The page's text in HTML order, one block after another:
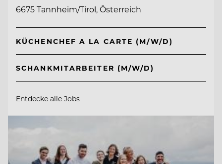
6675 Tannheim/Tirol, Österreich
KÜCHENCHEF A LA CARTE (M/W/D)
SCHANKMITARBEITER (M/W/D)
Entdecke alle Jobs